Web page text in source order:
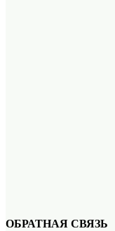
ОБРАТНАЯ СВЯЗЬ